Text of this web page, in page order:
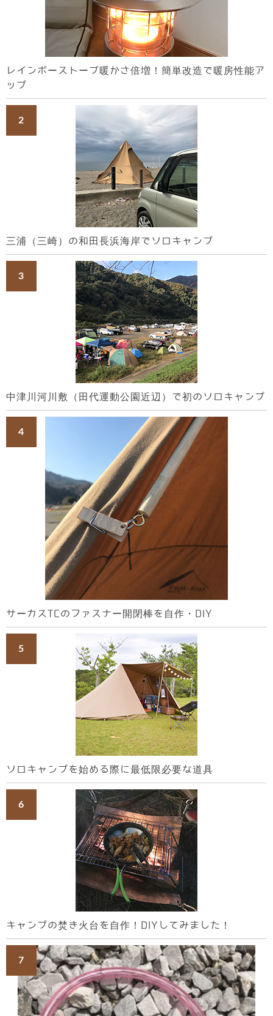
レインボーストーブ暖かさ倍増！簡単改造で暖房性能ア
ップ
三浦（三崎）の和田長浜海岸でソロキャンプ
中津川河川敷（田代運動公園近辺）で初のソロキャンプ
サーカスTCのファスナー開閉棒を自作・DIY
ソロキャンプを始める際に最低限必要な道具
キャンプの焚き火台を自作！DIYしてみました！